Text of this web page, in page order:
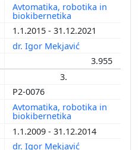
Avtomatika, robotika in
biokibernetika
1.1.2015 - 31.12.2021
dr. Igor Mekjavić
3.955
3.
P2-0076
Avtomatika, robotika in
biokibernetika
1.1.2009 - 31.12.2014
dr. Igor Mekjavić